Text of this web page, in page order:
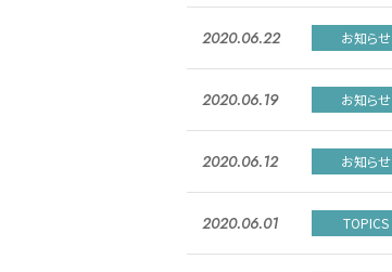
2020.06.22 お知らせ
2020.06.19 お知らせ
2020.06.12 お知らせ
2020.06.01 TOPICS